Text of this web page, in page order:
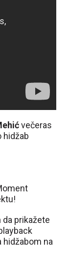
večeras
hidžab
prikažete
hidžabom na